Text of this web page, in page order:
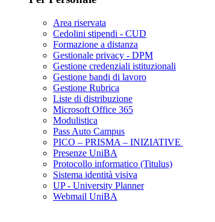
Area riservata
Cedolini stipendi - CUD
Formazione a distanza
Gestionale privacy - DPM
Gestione credenziali istituzionali
Gestione bandi di lavoro
Gestione Rubrica
Liste di distribuzione
Microsoft Office 365
Modulistica
Pass Auto Campus
PICO – PRISMA – INIZIATIVE
Presenze UniBA
Protocollo informatico (Titulus)
Sistema identità visiva
UP - University Planner
Webmail UniBA